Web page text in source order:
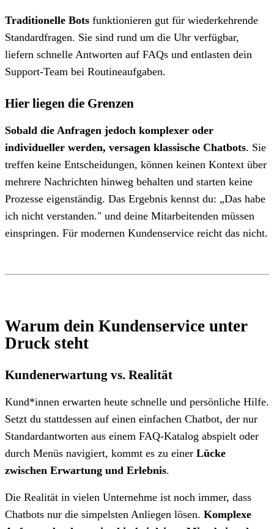
Traditionelle Bots funktionieren gut für wiederkehrende
Standardfragen. Sie sind rund um die Uhr verfügbar,
liefern schnelle Antworten auf FAQs und entlasten dein
Support-Team bei Routineaufgaben.
Hier liegen die Grenzen
Sobald die Anfragen jedoch komplexer oder
individueller werden, versagen klassische Chatbots. Sie
treffen keine Entscheidungen, können keinen Kontext über
mehrere Nachrichten hinweg behalten und starten keine
Prozesse eigenständig. Das Ergebnis kennst du: „Das habe
ich nicht verstanden." und deine Mitarbeitenden müssen
einspringen. Für modernen Kundenservice reicht das nicht.
Warum dein Kundenservice unter
Druck steht
Kundenerwartung vs. Realität
Kund*innen erwarten heute schnelle und persönliche Hilfe.
Setzt du stattdessen auf einen einfachen Chatbot, der nur
Standardantworten aus einem FAQ-Katalog abspielt oder
durch Menüs navigiert, kommt es zu einer Lücke
zwischen Erwartung und Erlebnis.
Die Realität in vielen Unternehme ist noch immer, dass
Chatbots nur die simpelsten Anliegen lösen. Komplexe